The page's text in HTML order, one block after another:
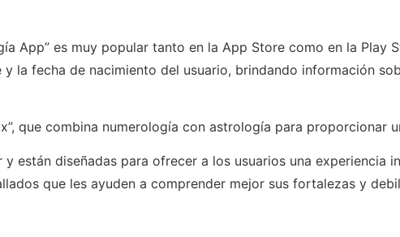
App” es muy popular tanto en la App Store como en la Play
y la fecha de nacimiento del usuario, brindando información
que combina numerología con astrología para proporcionar
y están diseñadas para ofrecer a los usuarios una
que les ayuden a comprender mejor sus fortalezas y